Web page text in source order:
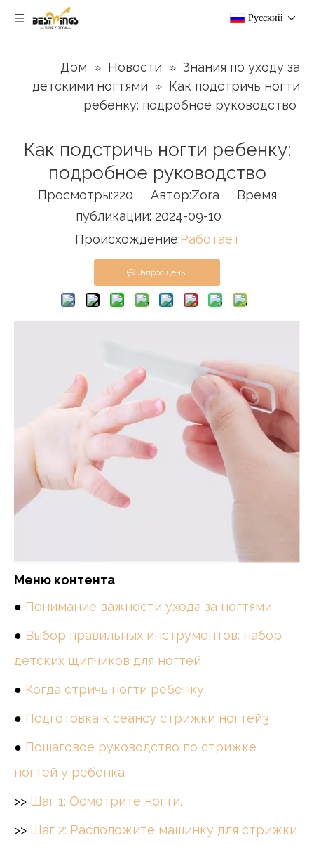
Pусский
Дом » Новости » Знания по уходу за
детскими ногтями » Как подстричь ногти
ребенку: подробное руководство
Как подстричь ногти ребенку:
подробное руководство
Просмотры:220 Автор:Zora Время
публикации: 2024-09-10
Происхождение:Работает
Запрос цены
Меню контента
● Понимание важности ухода за ногтями
● Выбор правильных инструментов: набор
детских щипчиков для ногтей
● Когда стричь ногти ребенку
● Подготовка к сеансу стрижки ногтей3
● Пошаговое руководство по стрижке
ногтей у ребенка
>> Шаг 1: Осмотрите ногти.
>> Шаг 2: Расположите машинку для стрижки